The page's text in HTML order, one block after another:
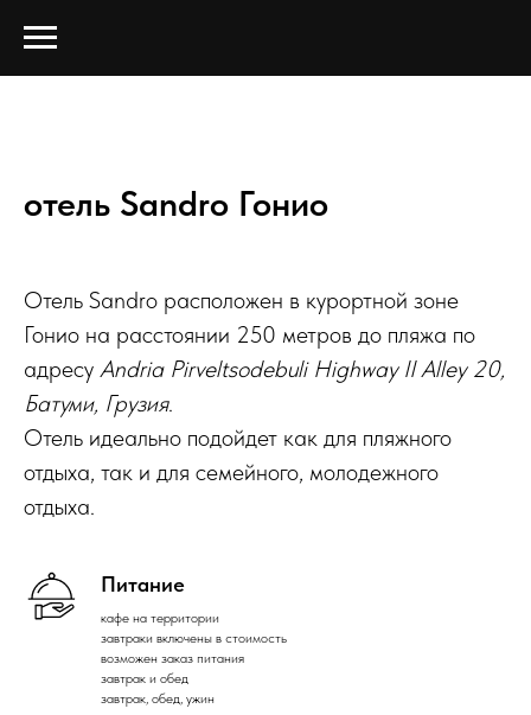
отель Sandro Гонио
Отель Sandro расположен в курортной зоне
Гонио на расстоянии 250 метров до пляжа по
адресу Andria Pirveltsodebuli Highway II Alley 20,
Батуми, Грузия.
Отель идеально подойдет как для пляжного
отдыха, так и для семейного, молодежного
отдыха.
Питание
кафе на территории
завтраки включены в стоимость
возможен заказ питания
завтрак и обед
завтрак, обед, ужин